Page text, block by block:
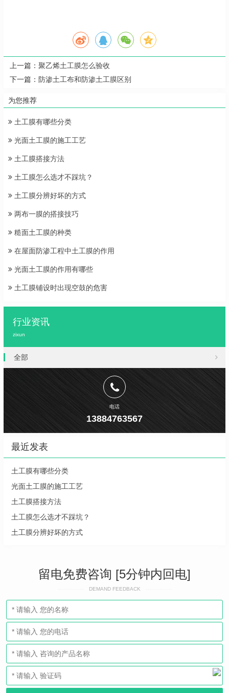
上一篇： 聚乙烯土工膜怎么验收
下一篇： 防渗土工布和防渗土工膜区别
为您推荐
土工膜有哪些分类
光面土工膜的施工工艺
土工膜搭接方法
土工膜怎么选才不踩坑？
土工膜分辨好坏的方式
两布一膜的搭接技巧
糙面土工膜的种类
在屋面防渗工程中土工膜的作用
光面土工膜的作用有哪些
土工膜铺设时出现空鼓的危害
行业资讯
zixun
全部
电话
13884763567
最近发表
土工膜有哪些分类
光面土工膜的施工工艺
土工膜搭接方法
土工膜怎么选才不踩坑？
土工膜分辨好坏的方式
留电免费咨询 [5分钟内回电]
DEMAND FEEDBACK